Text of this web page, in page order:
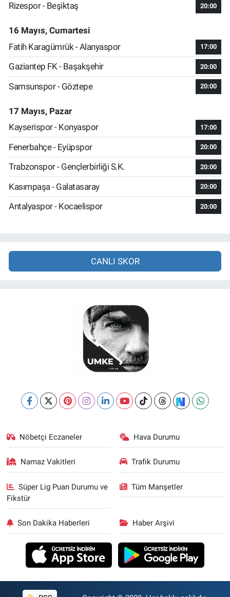
Rizespor - Beşiktaş
20:00
16 Mayıs, Cumartesi
Fatih Karagümrük - Alanyaspor
17:00
Gaziantep FK - Başakşehir 20:00
Samsunspor - Göztepe 20:00
17 Mayıs, Pazar
Kayserispor - Konyaspor
17:00
Fenerbahçe - Eyüpspor 20:00
Trabzonspor - Gençlerbirliği S.K. 20:00
Kasımpaşa - Galatasaray 20:00
Antalyaspor - Kocaelispor 20:00
CANLI SKOR
Nöbetçi Eczaneler Hava Durumu
Namaz Vakitleri Trafik Durumu
Süper Lig Puan Durumu ve
Fikstür
Tüm Manşetler
Son Dakika Haberleri Haber Arşivi